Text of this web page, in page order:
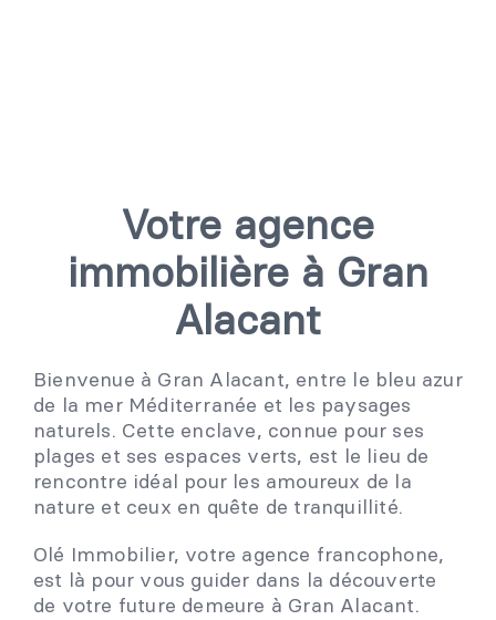
Votre agence
immobilière à Gran
Alacant
Bienvenue à Gran Alacant, entre le bleu azur
de la mer Méditerranée et les paysages
naturels. Cette enclave, connue pour ses
plages et ses espaces verts, est le lieu de
rencontre idéal pour les amoureux de la
nature et ceux en quête de tranquillité.
Olé Immobilier, votre agence francophone,
est là pour vous guider dans la découverte
de votre future demeure à Gran Alacant.